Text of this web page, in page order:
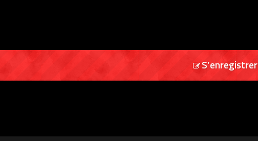
S’enregistrer